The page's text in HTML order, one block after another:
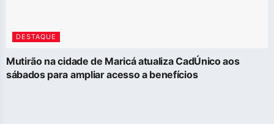
DESTAQUE
Mutirão na cidade de Maricá atualiza CadÚnico aos
sábados para ampliar acesso a benefícios